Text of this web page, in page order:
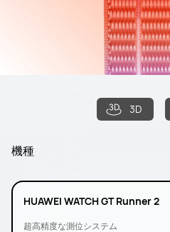
3D
機種
HUAWEI WATCH GT Runner 2
超高精度な測位システム